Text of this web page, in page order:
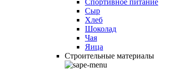
Спортивное питание
Сыр
Хлеб
Шоколад
Чая
Яица
Строительные материалы